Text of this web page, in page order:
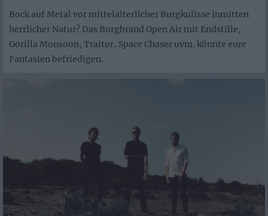
Bock auf Metal vor mittelalterlicher Burgkulisse inmitten
herrlicher Natur? Das Burgbrand Open Air mit Endstille,
Gorilla Monsoon, Traitor, Space Chaser uvm. könnte eure
Fantasien befriedigen.